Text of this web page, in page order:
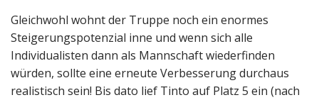
Gleichwohl wohnt der Truppe noch ein enormes
Steigerungspotenzial inne und wenn sich alle
Individualisten dann als Mannschaft wiederfinden
würden, sollte eine erneute Verbesserung durchaus
realistisch sein! Bis dato lief Tinto auf Platz 5 ein (nach